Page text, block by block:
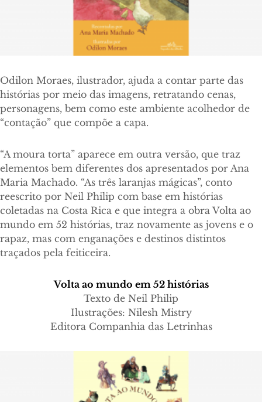
Odilon Moraes, ilustrador, ajuda a contar parte das
histórias por meio das imagens, retratando cenas,
personagens, bem como este ambiente acolhedor de
“contação” que compõe a capa.
“A moura torta” aparece em outra versão, que traz
elementos bem diferentes dos apresentados por Ana
Maria Machado. “As três laranjas mágicas”, conto
reescrito por Neil Philip com base em histórias
coletadas na Costa Rica e que integra a obra Volta ao
mundo em 52 histórias, traz novamente as jovens e o
rapaz, mas com enganações e destinos distintos
traçados pela feiticeira.
Volta ao mundo em 52 histórias
Texto de Neil Philip
Ilustrações: Nilesh Mistry
Editora Companhia das Letrinhas